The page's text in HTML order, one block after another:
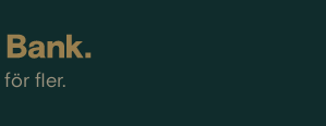
fler.